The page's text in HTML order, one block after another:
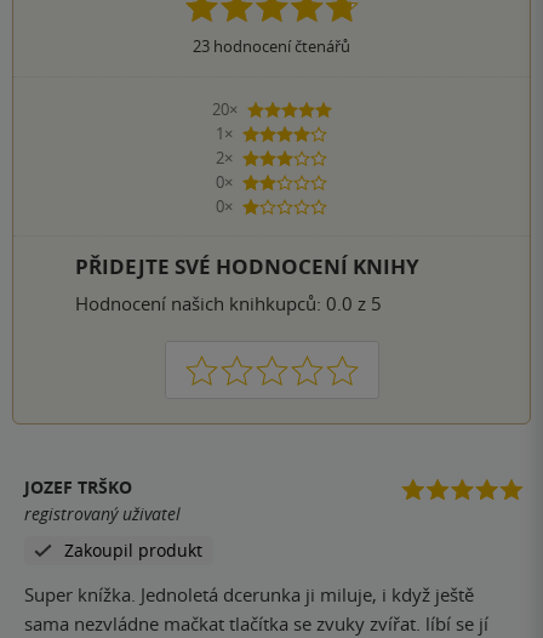
23 hodnocení čtenářů
20×
5 hvězdiček
1×
4 hvězdičky
2×
3 hvězdičky
0×
2 hvězdičky
0×
1 hvezdička
PŘIDEJTE SVÉ HODNOCENÍ KNIHY
Hodnocení našich knihkupců: 0.0 z 5
1 2 3 4 5
JOZEF TRŠKO
registrovaný uživatel
Zakoupil produkt
Super knížka. Jednoletá dcerunka ji miluje, i když ještě
sama nezvládne mačkat tlačítka se zvuky zvířat. líbí se jí